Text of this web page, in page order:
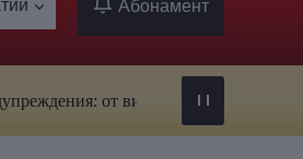
Абонамент
вируси и ухапвания от комари до